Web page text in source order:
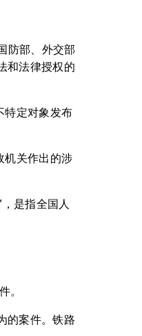
防部、外交部
和法律授权的
特定对象发布
机关作出的涉
是指全国人
。
的案件。铁路